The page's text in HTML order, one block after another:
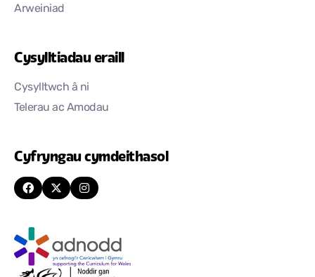
Arweiniad
Cysylltiadau eraill
Cysylltwch â ni
Telerau ac Amodau
Cyfryngau cymdeithasol